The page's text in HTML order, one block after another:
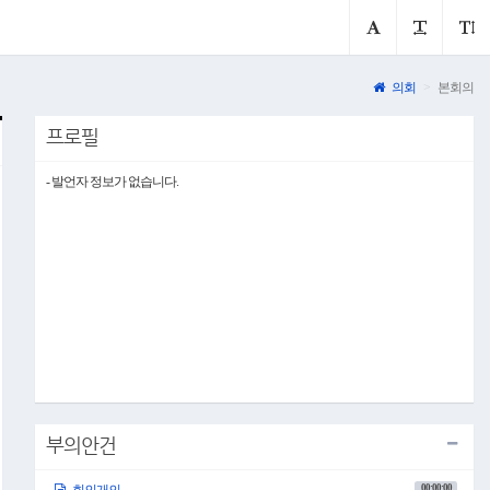
의회 본회의
프로필
- 발언자 정보가 없습니다.
부의안건
00:00:00